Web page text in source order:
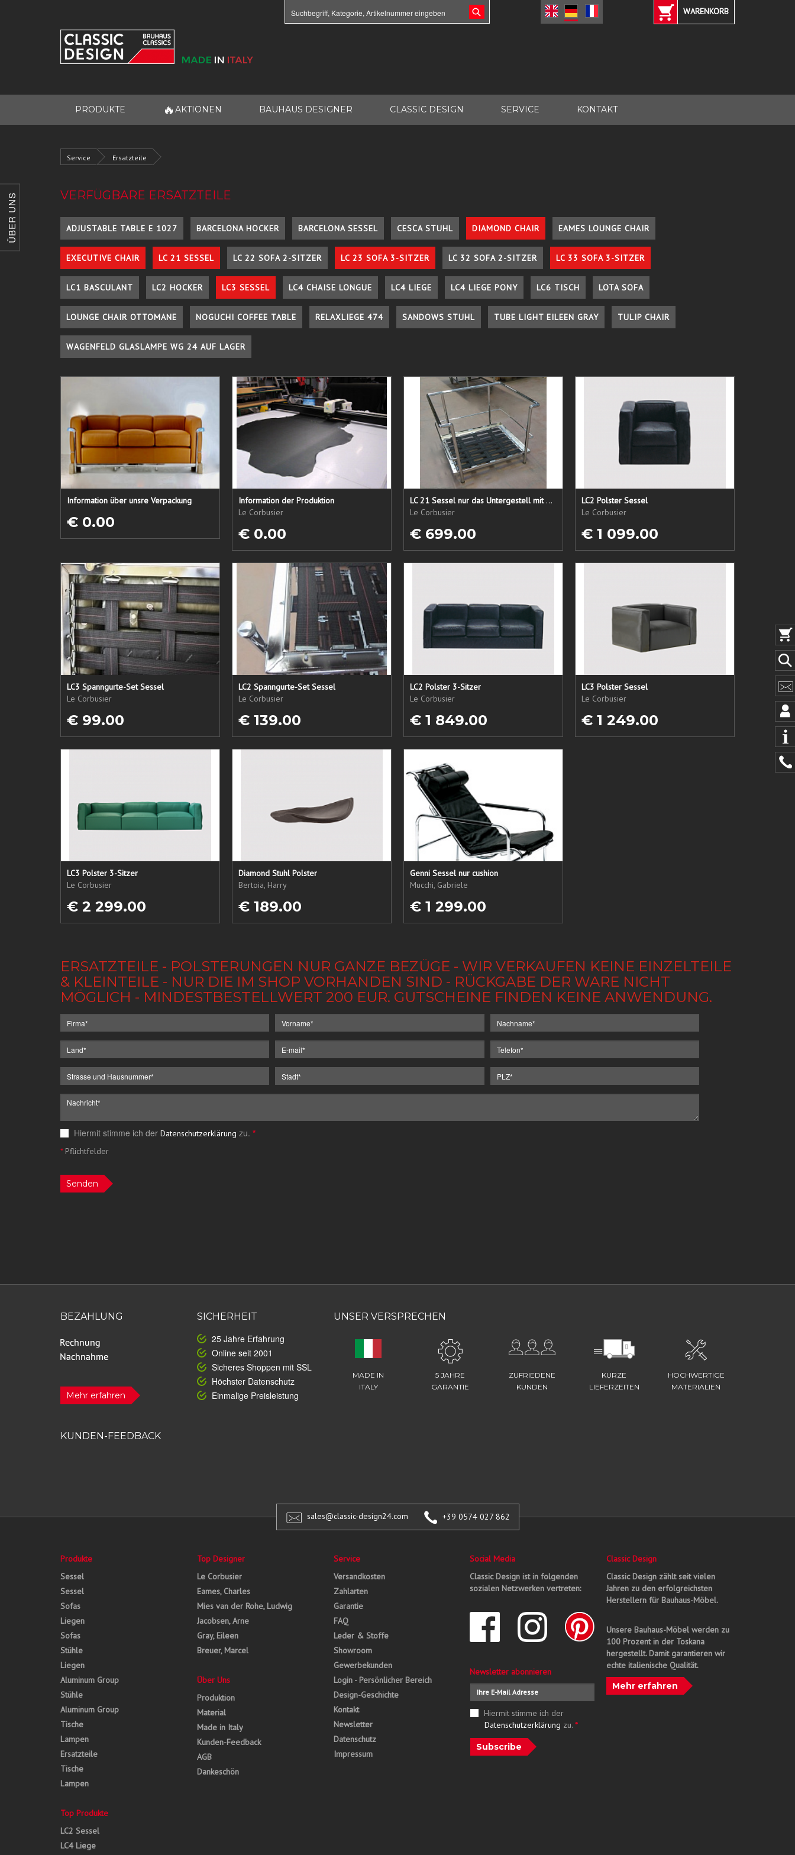
ÜBER UNS
WARENKORB
PRODUKTE 🔥 AKTIONEN BAUHAUS DESIGNER CLASSIC DESIGN SERVICE KONTAKT
Service Ersatzteile
VERFÜGBARE ERSATZTEILE
ADJUSTABLE TABLE E 1027 BARCELONA HOCKER BARCELONA SESSEL CESCA STUHL DIAMOND CHAIR EAMES LOUNGE CHAIR
EXECUTIVE CHAIR LC 21 SESSEL LC 22 SOFA 2-SITZER LC 23 SOFA 3-SITZER LC 32 SOFA 2-SITZER LC 33 SOFA 3-SITZER
LC1 BASCULANT LC2 HOCKER LC3 SESSEL LC4 CHAISE LONGUE LC4 LIEGE LC4 LIEGE PONY LC6 TISCH LOTA SOFA
LOUNGE CHAIR OTTOMANE NOGUCHI COFFEE TABLE RELAXLIEGE 474 SANDOWS STUHL TUBE LIGHT EILEEN GRAY TULIP CHAIR
WAGENFELD GLASLAMPE WG 24 AUF LAGER
Information über unsre Verpackung
€ 0.00
Information der Produktion
Le Corbusier
€ 0.00
LC 21 Sessel nur das Untergestell mit elastischen Straps
Le Corbusier
€ 699.00
LC2 Polster Sessel
Le Corbusier
€ 1 099.00
LC3 Spanngurte-Set Sessel
Le Corbusier
€ 99.00
LC2 Spanngurte-Set Sessel
Le Corbusier
€ 139.00
LC2 Polster 3-Sitzer
Le Corbusier
€ 1 849.00
LC3 Polster Sessel
Le Corbusier
€ 1 249.00
LC3 Polster 3-Sitzer
Le Corbusier
€ 2 299.00
Diamond Stuhl Polster
Bertoia, Harry
€ 189.00
Genni Sessel nur cushion
Mucchi, Gabriele
€ 1 299.00
ERSATZTEILE - POLSTERUNGEN NUR GANZE BEZÜGE - WIR VERKAUFEN KEINE EINZELTEILE
& KLEINTEILE - NUR DIE IM SHOP VORHANDEN SIND - RÜCKGABE DER WARE NICHT
MÖGLICH - MINDESTBESTELLWERT 200 EUR. GUTSCHEINE FINDEN KEINE ANWENDUNG.
Hiermit stimme ich der Datenschutzerklärung zu. *
*Pflichtfelder
Senden
BEZAHLUNG
Mehr erfahren
SICHERHEIT
25 Jahre Erfahrung
Online seit 2001
Sicheres Shoppen mit SSL
Höchster Datenschutz
Einmalige Preisleistung
UNSER VERSPRECHEN
MADE IN
ITALY
5 JAHRE
GARANTIE
ZUFRIEDENE
KUNDEN
KURZE
LIEFERZEITEN
HOCHWERTIGE
MATERIALIEN
KUNDEN-FEEDBACK
sales@classic-design24.com +39 0574 027 862
Produkte
Sessel
Sessel
Sofas
Liegen
Sofas
Stühle
Liegen
Aluminum Group
Stühle
Aluminum Group
Tische
Lampen
Ersatzteile
Tische
Lampen
Top Produkte
LC2 Sessel
LC4 Liege
Top Designer
Le Corbusier
Eames, Charles
Mies van der Rohe, Ludwig
Jacobsen, Arne
Gray, Eileen
Breuer, Marcel
Über Uns
Produktion
Material
Made in Italy
Kunden-Feedback
AGB
Dankeschön
Service
Versandkosten
Zahlarten
Garantie
FAQ
Leder & Stoffe
Showroom
Gewerbekunden
Login - Persönlicher Bereich
Design-Geschichte
Kontakt
Newsletter
Datenschutz
Impressum
Social Media
Classic Design ist in folgenden
sozialen Netzwerken vertreten:
Newsletter abonnieren
Hiermit stimme ich der
Datenschutzerklärung zu. *
Subscribe
Classic Design
Classic Design zählt seit vielen
Jahren zu den erfolgreichsten
Herstellern für Bauhaus-Möbel.
Unsere Bauhaus-Möbel werden zu
100 Prozent in der Toskana
hergestellt. Damit garantieren wir
echte italienische Qualität.
Mehr erfahren